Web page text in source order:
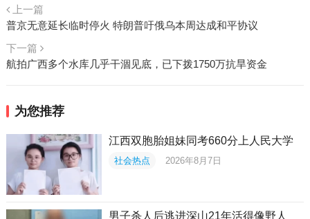
上一篇
普京无意延长临时停火 特朗普吁俄乌本周达成和平协议
下一篇
航拍广西多个水库几乎干涸见底，已下拨1750万抗旱资金
为您推荐
江西双胞胎姐妹同考660分上人民大学
社会热点 2026年8月7日
男子杀人后逃进深山21年活得像野人